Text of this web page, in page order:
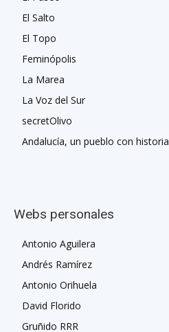
El Salto
El Topo
Feminópolis
La Marea
La Voz del Sur
secretOlivo
Andalucía, un pueblo con historia
Webs personales
Antonio Aguilera
Andrés Ramírez
Antonio Orihuela
David Florido
Gruñido RRR